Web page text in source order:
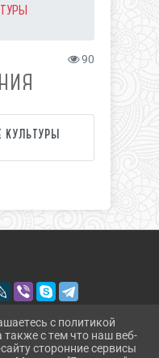
90
культуры
с политикой
с тем что наш веб-
сторонние сервисы